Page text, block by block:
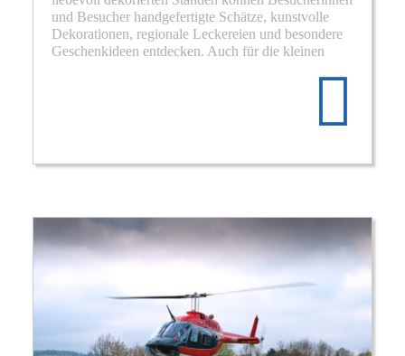
und Besucher handgefertigte Schätze, kunstvolle
Dekorationen, regionale Leckereien und besondere
Geschenkideen entdecken. Auch für die kleinen
am